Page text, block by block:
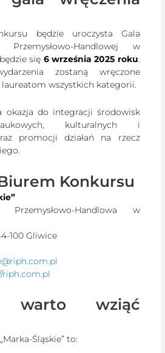
będzie uroczysta Gala
Przemysłowo-Handlowej w
się 6 września 2025 roku.
zostaną wręczone
wszystkich kategorii.
okazja do integracji środowisk
kulturalnych i
promocji działań na rzecz
Konkursu
Handlowa w
100 Gliwice
riph.com.pl
warto wziąć
Śląskie” to: